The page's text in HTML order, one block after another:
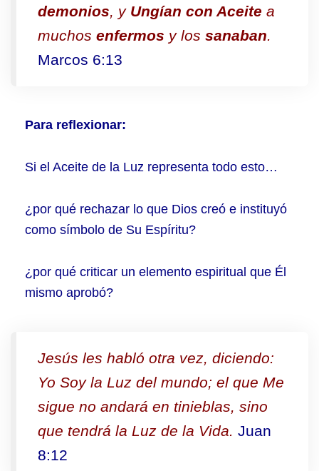
demonios, y Ungían con Aceite a
muchos enfermos y los sanaban.
Marcos 6:13
Para reflexionar:
Si el Aceite de la Luz representa todo esto…
¿por qué rechazar lo que Dios creó e instituyó
como símbolo de Su Espíritu?
¿por qué criticar un elemento espiritual que Él
mismo aprobó?
Jesús les habló otra vez, diciendo:
Yo Soy la Luz del mundo; el que Me
sigue no andará en tinieblas, sino
que tendrá la Luz de la Vida. Juan
8:12